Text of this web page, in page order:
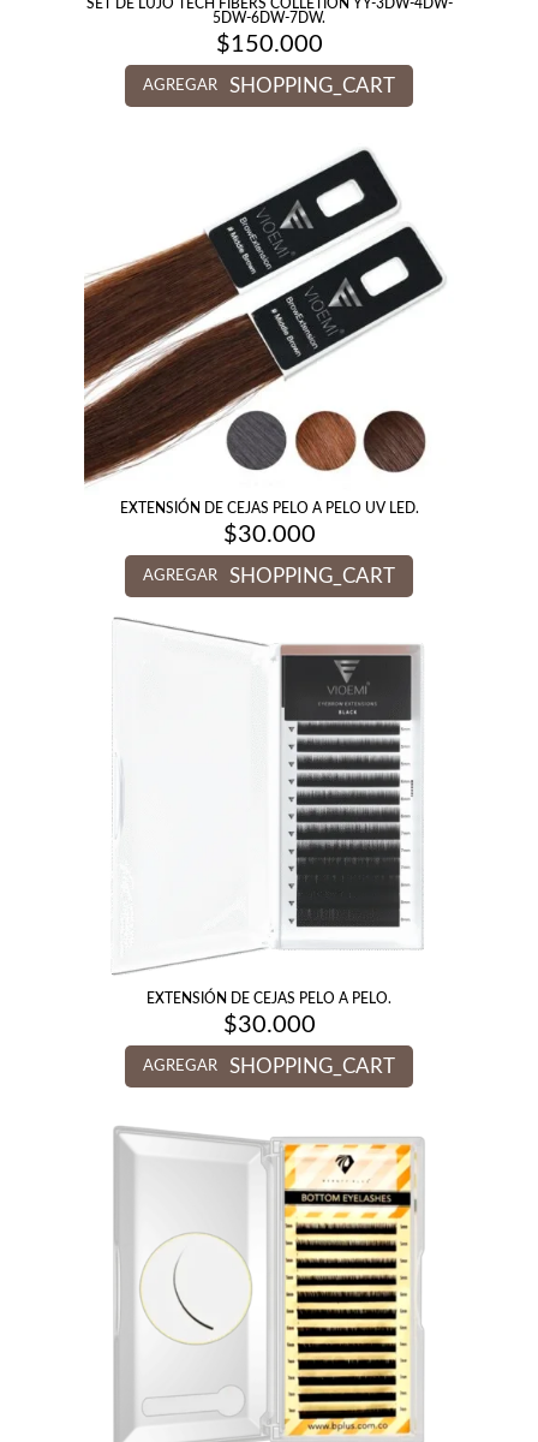
SET DE LUJO TECH FIBERS COLLETION YY-3DW-4DW-
5DW-6DW-7DW.
$150.000
AGREGAR SHOPPING_CART
EXTENSIÓN DE CEJAS PELO A PELO UV LED.
$30.000
AGREGAR SHOPPING_CART
EXTENSIÓN DE CEJAS PELO A PELO.
$30.000
AGREGAR SHOPPING_CART